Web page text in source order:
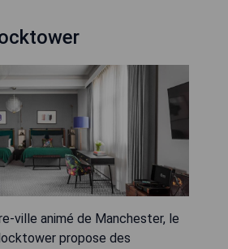
ville animé de Manchester, le
propose des